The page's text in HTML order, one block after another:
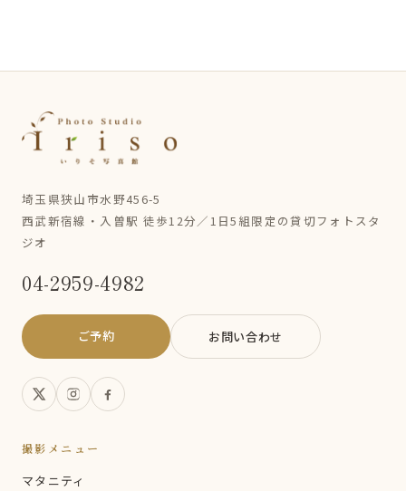
埼玉県狭山市水野456-5
西武新宿線・入曽駅 徒歩12分／1日5組限定の貸切フォトスタ
ジオ
04-2959-4982
ご予約 お問い合わせ
撮影メニュー
マタニティ